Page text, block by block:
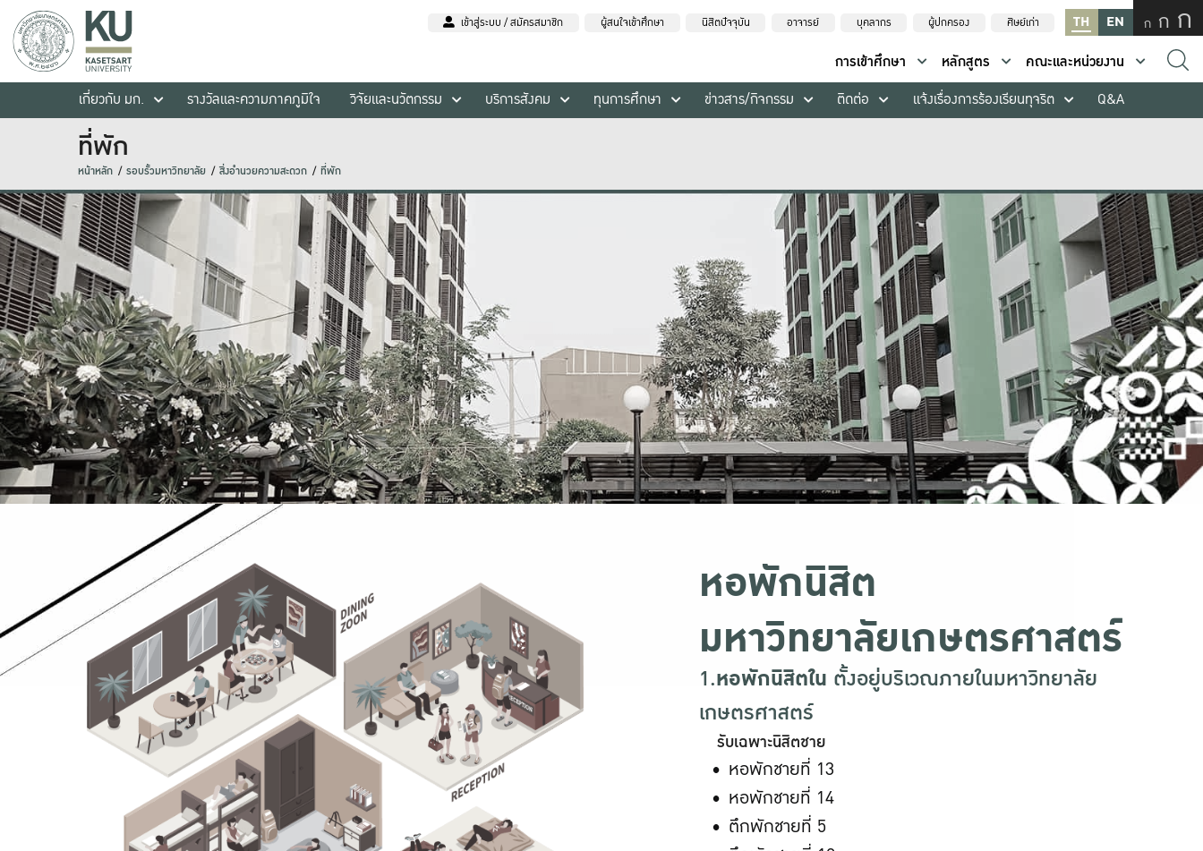
เข้าสู่ระบบ / สมัครสมาชิก ผู้สนใจเข้าศึกษา นิสิตปัจจุบัน อาจารย์ บุคลากร ผู้ปกครอง ศิษย์เก่า TH EN ก ก ก
การเข้าศึกษา หลักสูตร
คณะและหน่วยงาน
เกี่ยวกับ มก.
รางวัลและความภาคภูมิใจ วิจัยและนวัตกรรม บริการสังคม ทุนการศึกษา ข่าวสาร/กิจกรรม ติดต่อ แจ้งเรื่องการร้องเรียนทุจริต Q&A
ที่พัก
หน้าหลัก รอบรั้วมหาวิทยาลัย สิ่งอำนวยความสะดวก ที่พัก
หอพักนิสิต
มหาวิทยาลัยเกษตรศาสตร์
1.หอพักนิสิตใน ตั้งอยู่บริเวณภายในมหาวิทยาลัย
เกษตรศาสตร์
รับเฉพาะนิสิตชาย
หอพักชายที่ 13
หอพักชายที่ 14
ตึกพักชายที่ 5